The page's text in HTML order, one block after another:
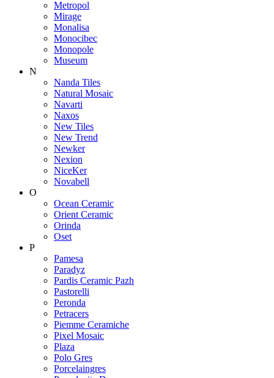
Metropol
Mirage
Monalisa
Monocibec
Monopole
Museum
N
Nanda Tiles
Natural Mosaic
Navarti
Naxos
New Tiles
New Trend
Newker
Nexion
NiceKer
Novabell
O
Ocean Ceramic
Orient Ceramic
Orinda
Oset
P
Pamesa
Paradyz
Pardis Ceramic Pazh
Pastorelli
Peronda
Petracers
Piemme Ceramiche
Pixel Mosaic
Plaza
Polo Gres
Porcelaingres